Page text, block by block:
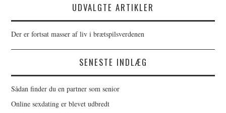
UDVALGTE ARTIKLER
Der er fortsat masser af liv i brætspilsverdenen
SENESTE INDLÆG
Sådan finder du en partner som senior
Online sexdating er blevet udbredt